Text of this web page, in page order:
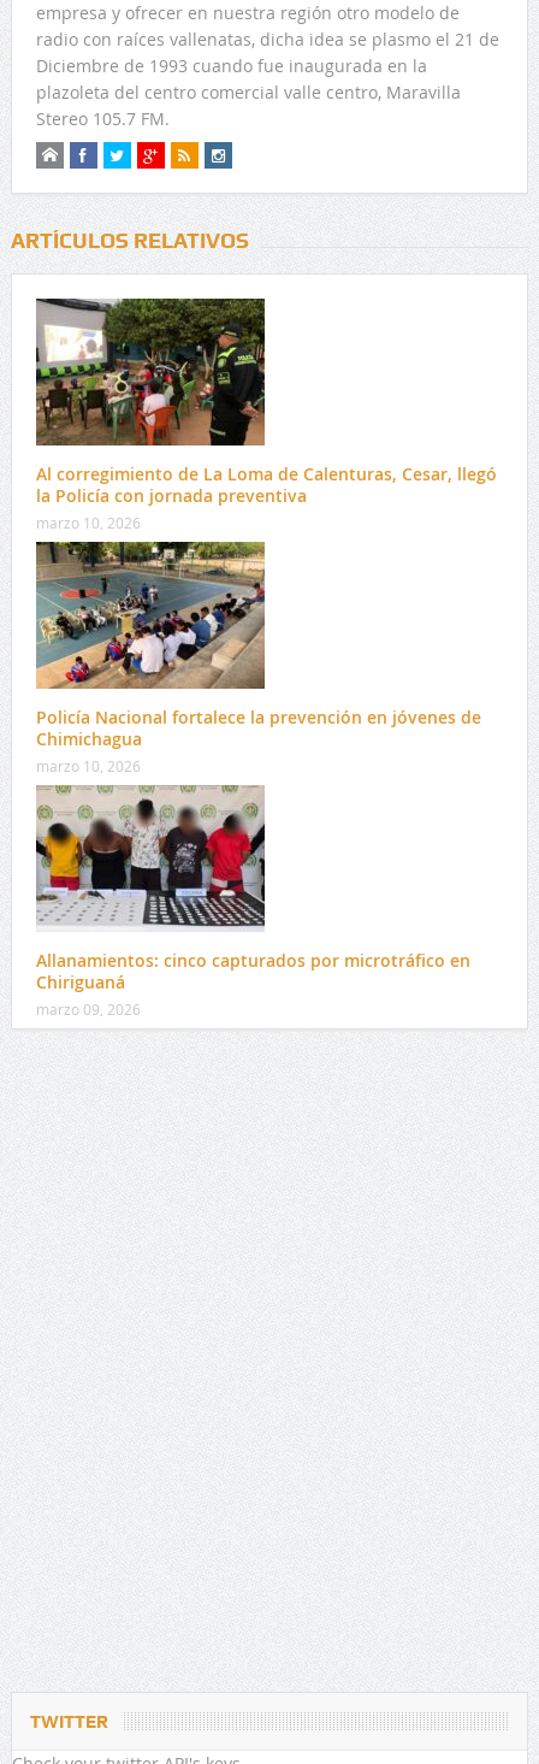
empresa y ofrecer en nuestra región otro modelo de
radio con raíces vallenatas, dicha idea se plasmo el 21 de
Diciembre de 1993 cuando fue inaugurada en la
plazoleta del centro comercial valle centro, Maravilla
Stereo 105.7 FM.
ARTÍCULOS RELATIVOS
Al corregimiento de La Loma de Calenturas, Cesar, llegó
la Policía con jornada preventiva
marzo 10, 2026
Policía Nacional fortalece la prevención en jóvenes de
Chimichagua
marzo 10, 2026
Allanamientos: cinco capturados por microtráfico en
Chiriguaná
marzo 09, 2026
TWITTER